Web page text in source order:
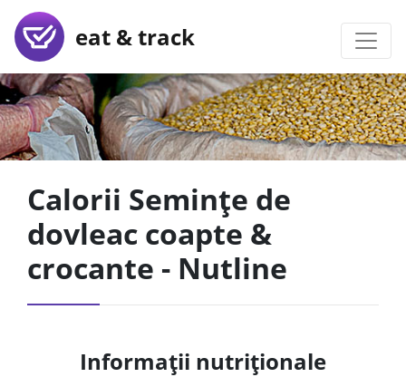
eat & track
Calorii Semințe de
dovleac coapte &
crocante - Nutline
Informații nutriționale